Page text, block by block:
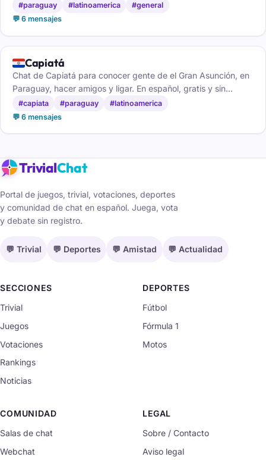
#paraguay #latinoamerica
#general
💬 6 mensajes
🇵🇾Capiatá
Chat de Capiatá para conocer gente de el Gran Asunción, en
Paraguay, hacer amigos y ligar. En español, gratis y sin
registro, desde el móvil o el ordenador.
#capiata #paraguay
#latinoamerica
💬 6 mensajes
TrivialChat
Portal de juegos, trivial, votaciones, deportes
y comunidad de chat en español. Juega, vota
y debate sin registro.
💬 Trivial 💬 Deportes 💬 Amistad 💬 Actualidad
SECCIONES
Trivial
Juegos
Votaciones
Rankings
Noticias
DEPORTES
Fútbol
Fórmula 1
Motos
COMUNIDAD
Salas de chat
Webchat
LEGAL
Sobre / Contacto
Aviso legal